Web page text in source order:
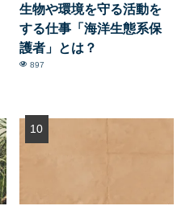
生物や環境を守る活動を
する仕事「海洋生態系保
護者」とは？
897